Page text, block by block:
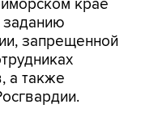
крае
заданию
запрещенной
а также